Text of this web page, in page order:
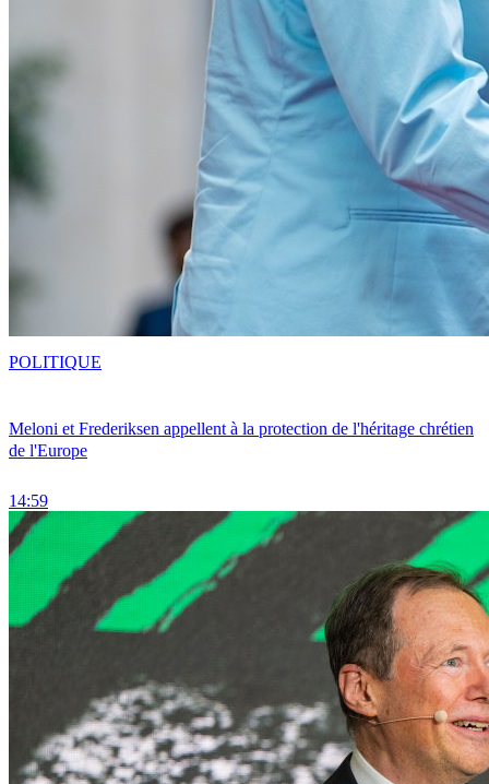
Meloni et Frederiksen appellent à la protection de l'héritage chrétien
de l'Europe
14:59
POLITIQUE